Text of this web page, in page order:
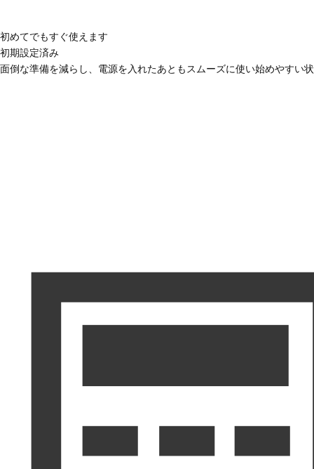
初めてでもすぐ使えます
初期設定済み
面倒な準備を減らし、電源を入れたあともスムーズに使い始めやすい